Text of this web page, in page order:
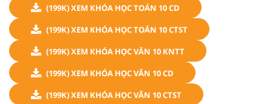
(199K) XEM KHÓA HỌC TOÁN 10 CD
(199K) XEM KHÓA HỌC TOÁN 10 CTST
(199K) XEM KHÓA HỌC VĂN 10 KNTT
(199K) XEM KHÓA HỌC VĂN 10 CD
(199K) XEM KHÓA HỌC VĂN 10 CTST